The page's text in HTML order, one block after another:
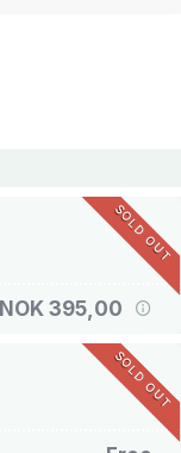
NOK 395,00
SOLD OUT
SOLD OUT